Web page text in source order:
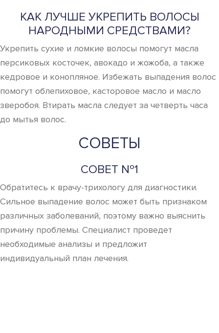
КАК ЛУЧШЕ УКРЕПИТЬ ВОЛОСЫ
НАРОДНЫМИ СРЕДСТВАМИ?
Укрепить сухие и ломкие волосы помогут масла
персиковых косточек, авокадо и жожоба, а также
кедровое и конопляное. Избежать выпадения волос
помогут облепиховое, касторовое масло и масло
зверобоя. Втирать масла следует за четверть часа
до мытья волос.
СОВЕТЫ
СОВЕТ №1
Обратитесь к врачу-трихологу для диагностики.
Сильное выпадение волос может быть признаком
различных заболеваний, поэтому важно выяснить
причину проблемы. Специалист проведет
необходимые анализы и предложит
индивидуальный план лечения.